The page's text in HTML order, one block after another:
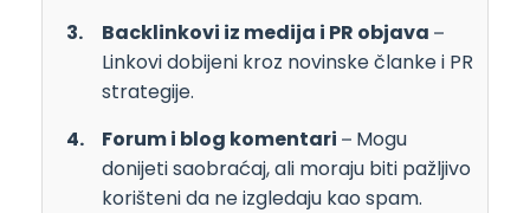
Backlinkovi iz medija i PR objava –
Linkovi dobijeni kroz novinske članke i PR
strategije.
Forum i blog komentari – Mogu
donijeti saobraćaj, ali moraju biti pažljivo
korišteni da ne izgledaju kao spam.